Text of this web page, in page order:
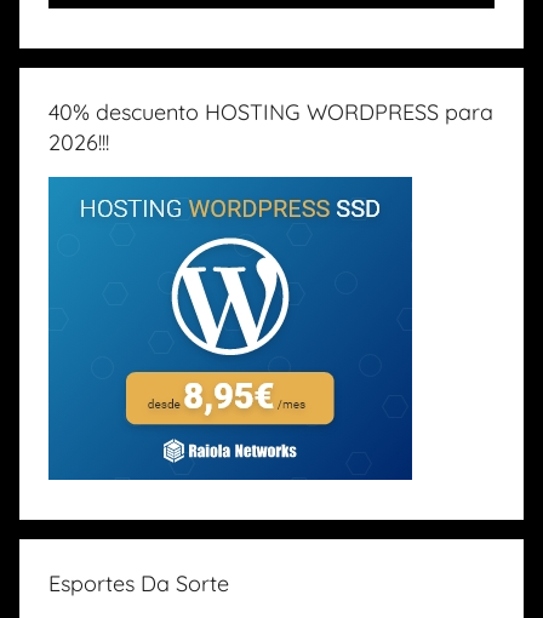
40% descuento HOSTING WORDPRESS para
2026!!!
Esportes Da Sorte